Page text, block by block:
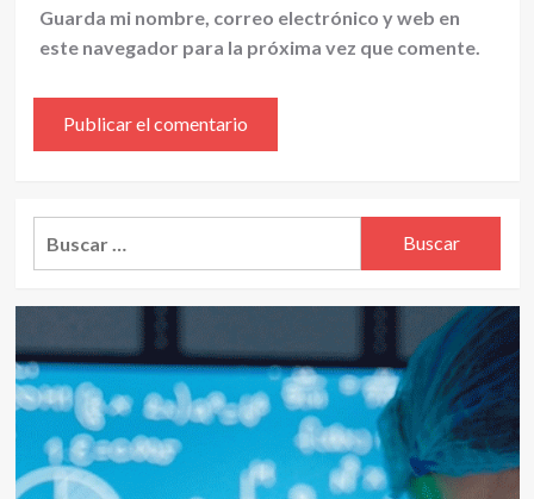
Guarda mi nombre, correo electrónico y web en
este navegador para la próxima vez que comente.